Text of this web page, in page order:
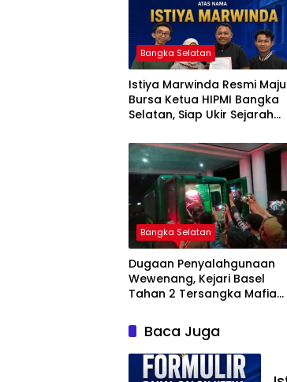
Bangka Selatan
Istiya Marwinda Resmi Maju
Bursa Ketua HIPMI Bangka
Selatan, Siap Ukir Sejarah
Pertama
Bangka Selatan
Dugaan Penyalahgunaan
Wewenang, Kejari Basel
Tahan 2 Tersangka Mafia
Baca Juga